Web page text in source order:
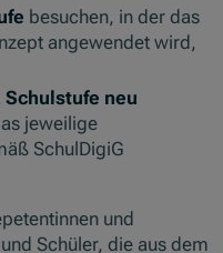
besuchen, in der das
angewendet wird,
neu
jeweilige
SchulDigiG
und
Schüler, die aus dem